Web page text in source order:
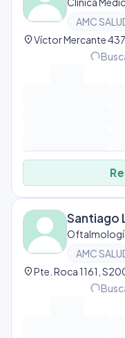
AMC
location_on
progress_activity
Santiago
AMC
location_on
progress_activity